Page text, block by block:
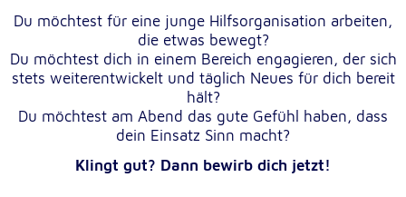
Du möchtest für eine junge Hilfsorganisation arbeiten,
die etwas bewegt?
Du möchtest dich in einem Bereich engagieren, der sich
stets weiterentwickelt und täglich Neues für dich bereit
hält?
Du möchtest am Abend das gute Gefühl haben, dass
dein Einsatz Sinn macht?
Klingt gut? Dann bewirb dich jetzt!